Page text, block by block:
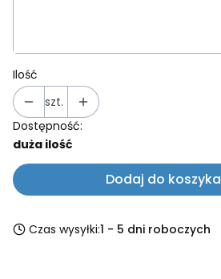
Ilość
szt.
Dostępność:
duża ilość
Dodaj do koszyka
Czas wysyłki:1 - 5 dni roboczych